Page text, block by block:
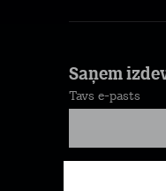
Saņem
Tavs e-pasts